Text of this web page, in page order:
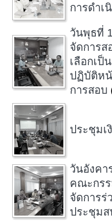
การดำเ
วันพุธที่
จัดการส
เลือกเป็
ปฏิบัติห
การสอบ
ประชุมเ
วันอังคา
คณะกรร
จัดการร่
ประชุม